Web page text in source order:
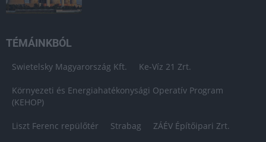
TÉMÁINKBÓL
Swietelsky Magyarország Kft. Ke-Víz 21 Zrt.
Környezeti és Energiahatékonysági Operatív Program
(KEHOP)
Liszt Ferenc repülőtér Strabag ZÁÉV Építőipari Zrt.